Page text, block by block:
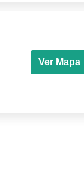
Ver Mapa